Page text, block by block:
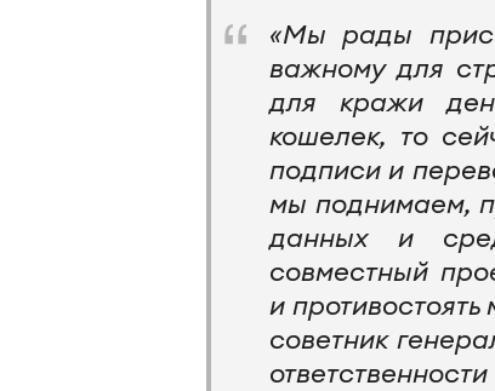
«Мы рады
важному для
для кражи
кошелек, то
подписи и
мы поднимаем,
данных и
совместный
и
советник
ответственности